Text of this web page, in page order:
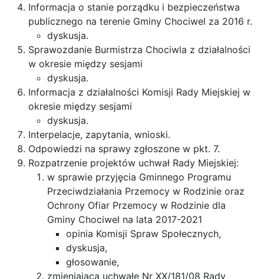
Informacja o stanie porządku i bezpieczeństwa
publicznego na terenie Gminy Chociwel za 2016 r.
dyskusja.
Sprawozdanie Burmistrza Chociwla z działalności
w okresie między sesjami
dyskusja.
Informacja z działalności Komisji Rady Miejskiej w
okresie między sesjami
dyskusja.
Interpelacje, zapytania, wnioski.
Odpowiedzi na sprawy zgłoszone w pkt. 7.
Rozpatrzenie projektów uchwał Rady Miejskiej:
w sprawie przyjęcia Gminnego Programu
Przeciwdziałania Przemocy w Rodzinie oraz
Ochrony Ofiar Przemocy w Rodzinie dla
Gminy Chociwel na lata 2017-2021
opinia Komisji Spraw Społecznych,
dyskusja,
głosowanie,
zmieniająca uchwałę Nr XX/181/08 Rady